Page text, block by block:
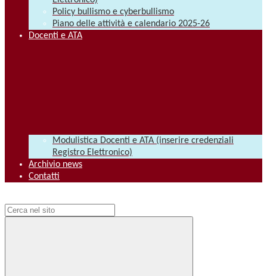
Policy bullismo e cyberbullismo
Piano delle attività e calendario 2025-26
Docenti e ATA
Modulistica Docenti e ATA (inserire credenziali
Registro Elettronico)
Archivio news
Contatti